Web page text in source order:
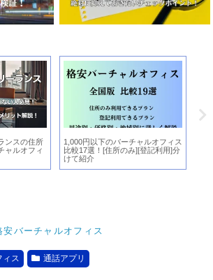
ンスの住所
ャルオフィ
1,000円以下のバーチャルオフィス
比較17選！[住所のみ][登記利用]分
けて紹介
安バーチャルオフィス
ィス 通話アプリ